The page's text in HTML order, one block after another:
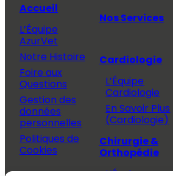
Accueil
L’Équipe
AzurVet
Notre Histoire
Foire aux
Questions
Gestion des
données
personnelles
Politiques de
Cookies
Nos Services
Cardiologie
L’Équipe
Cardiologie
En Savoir Plus
(Cardiologie)
Chirurgie &
Orthopédie